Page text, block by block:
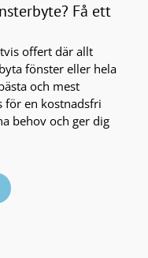
Få ett
offert där allt
fönster eller hela
och mest
för en kostnadsfri
behov och ger dig